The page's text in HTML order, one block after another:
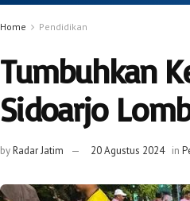
Home Pendidikan
Tumbuhkan
Sidoarjo
byRadar Jatim 20 Agustus 2024 in